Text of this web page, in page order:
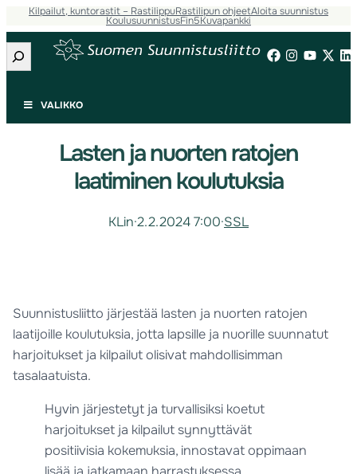
Kilpailut, kuntorastit – RastilippuRastilipun ohjeetAloita suunnistus
KoulusuunnistusFin5Kuvapankki
Etsi
VALIKKO
Lasten ja nuorten ratojen
laatiminen koulutuksia
KLin·2.2.2024 7:00·SSL
Suunnistusliitto järjestää lasten ja nuorten ratojen
laatijoille koulutuksia, jotta lapsille ja nuorille suunnatut
harjoitukset ja kilpailut olisivat mahdollisimman
tasalaatuista.
Hyvin järjestetyt ja turvallisiksi koetut
harjoitukset ja kilpailut synnyttävät
positiivisia kokemuksia, innostavat oppimaan